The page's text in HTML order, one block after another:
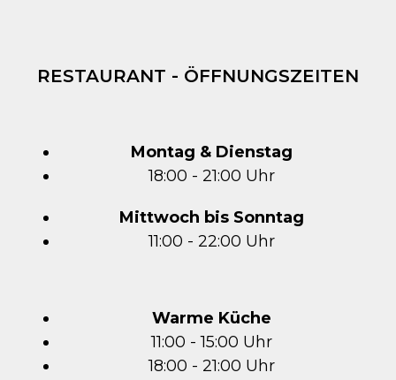
RESTAURANT - ÖFFNUNGSZEITEN
Montag & Dienstag
18:00 - 21:00 Uhr
Mittwoch bis Sonntag
11:00 - 22:00 Uhr
Warme Küche
11:00 - 15:00 Uhr
18:00 - 21:00 Uhr